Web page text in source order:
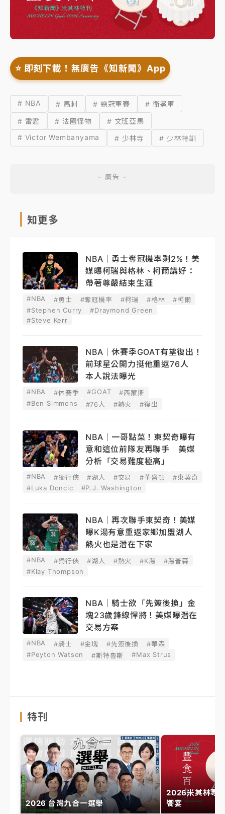
⭐️ 即刻下載！無廣告《知新聞》App
# NBA # 馬刺 # 總冠軍賽
# 衛冕軍
# 雷霆
# 法國怪物
# 文班亞馬
# Victor Wembanyama
# 少林寺 # 少林特訓
知更多
NBA｜勇士奪冠機率剩2%！美
媒曝柯瑞與格林、柯爾講好：
帶著尊嚴結束生涯
#NBA #勇士 #奪冠機率 #柯瑞 #格林
#柯爾
#Stephen Curry
#Draymond Green
#Steve Kerr
NBA｜休賽季GOAT有望復出！
前球星公開力挺他重返76人
本人說法曝光
#NBA #休賽季 #GOAT
#西蒙斯
#Ben Simmons
#76人 #熱火 #復出
NBA｜一哥點菜！東契奇曝有
意和這位前隊友再聯手 美媒
分析「交易難度極高」
#NBA #獨行俠 #湖人 #交易 #華盛頓
#東契奇
#Luka Doncic
#P.J. Washington
NBA｜再次聯手東契奇！美媒
曝K湯有意重返家鄉加盟湖人
熱火也是潛在下家
#NBA #獨行俠 #湖人 #熱火 #K湯
#湯普森
#Klay Thompson
NBA｜騎士欲「先簽後換」金
塊23歲鋒線悍將！美媒曝潛在
交易方案
#NBA #騎士 #金塊 #先簽後換
#華森
#Peyton Watson
#斯特魯斯 #Max Strus
特刊
2026 台灣九合一選舉
2026米其林專
饗宴